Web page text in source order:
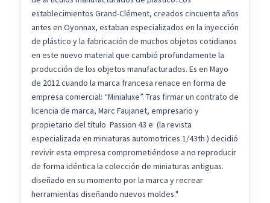
establecimientos Grand-Clément, creados cincuenta años
antes en Oyonnax, estaban especializados en la inyección
de plástico y la fabricación de muchos objetos cotidianos
en este nuevo material que cambió profundamente la
producción de los objetos manufacturados. Es en Mayo
de 2012 cuando la marca francesa renace en forma de
empresa comercial: “Minialuxe”. Tras firmar un contrato de
licencia de marca, Marc Faujanet, empresario y
propietario del título Passion 43 e (la revista
especializada en miniaturas automotrices 1/43th ) decidió
revivir esta empresa comprometiéndose a no reproducir
de forma idéntica la colección de miniaturas antiguas.
diseñado en su momento por la marca y recrear
herramientas diseñando nuevos moldes."